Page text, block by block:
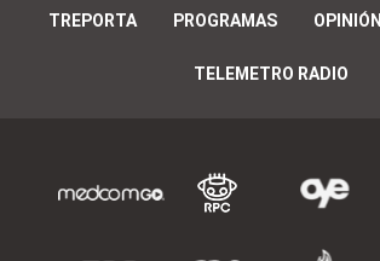
TREPORTA PROGRAMAS OPINIÓN
TELEMETRO RADIO